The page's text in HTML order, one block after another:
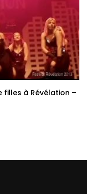
filles à Révélation –